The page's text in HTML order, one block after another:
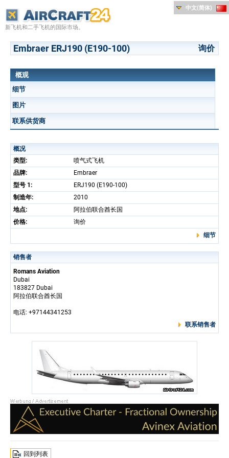
新飞机和二手飞机的国际市场。
中文(简体)
Embraer ERJ190 (E190-100) 询价
概观
细节
图片
联系供货商
概况
类型:
喷气式飞机
品牌:
Embraer
型号 1:
ERJ190 (E190-100)
制造年:
2010
地点:
阿拉伯联合酋长国
价格:
询价
细节
销售者
Romans Aviation
Dubai
183827 Dubai
阿拉伯联合酋长国
电话: +97144341253
联系销售者
回到列表